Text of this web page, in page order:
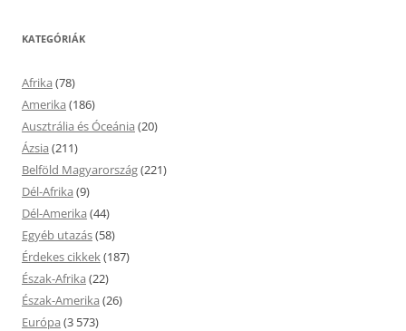
KATEGÓRIÁK
Afrika (78)
Amerika (186)
Ausztrália és Óceánia (20)
Ázsia (211)
Belföld Magyarország(221)
Dél-Afrika (9)
Dél-Amerika (44)
Egyéb utazás(58)
Érdekes cikkek(187)
Észak-Afrika (22)
Észak-Amerika (26)
Európa (3 573)